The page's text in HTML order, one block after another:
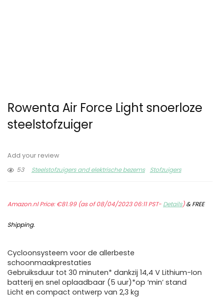
Rowenta Air Force Light snoerloze
steelstofzuiger
Add your review
53
Steelstofzuigers and elektrische bezems Stofzuigers
Amazon.nl Price:€81.99(as of 08/04/2023 06:11 PST- Details)&FREE
Shipping.
Cycloonsysteem voor de allerbeste
schoonmaakprestaties
Gebruiksduur tot 30 minuten* dankzij 14,4 V Lithium-Ion
batterij en snel oplaadbaar (5 uur)*op ‘min’ stand
Licht en compact ontwerp van 2,3 kg